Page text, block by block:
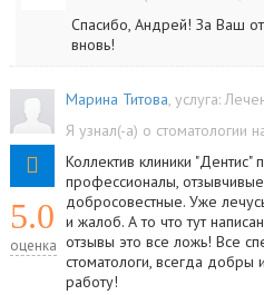
Спасибо, Андрей! За Ваш
вновь!
5.0
оценка
Марина Титова, услуга:
Я узнал(-а) о стоматологии
Коллектив клиники
профессионалы,
добросовестные. Уже
и жалоб. А то что тут
отзывы это все ложь! Все
стоматологи, всегда добры
работу!